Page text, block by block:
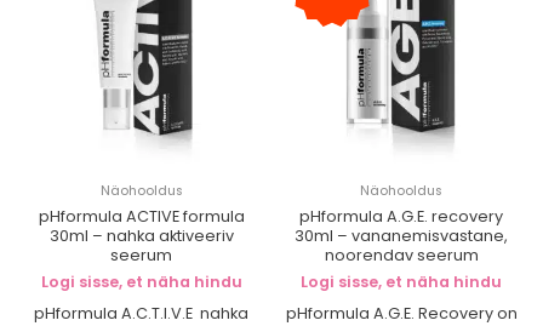
Näohooldus
pHformula ACTIVE formula
30ml – nahka aktiveeriv
seerum
Logi sisse, et näha hindu
pHformula A.C.T.I.V.E nahka
Näohooldus
pHformula A.G.E. recovery
30ml – vananemisvastane,
noorendav seerum
Logi sisse, et näha hindu
pHformula A.G.E. Recovery on